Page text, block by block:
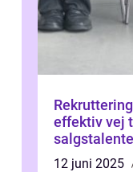
effektiv vej
12 juni 2025